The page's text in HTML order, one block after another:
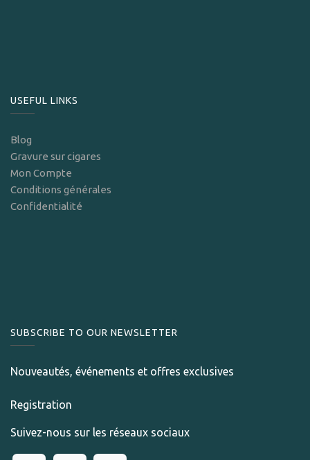
USEFUL LINKS
Blog
Gravure sur cigares
Mon Compte
Conditions générales
Confidentialité
SUBSCRIBE TO OUR NEWSLETTER
Nouveautés, événements et offres exclusives
Registration
Suivez-nous sur les réseaux sociaux